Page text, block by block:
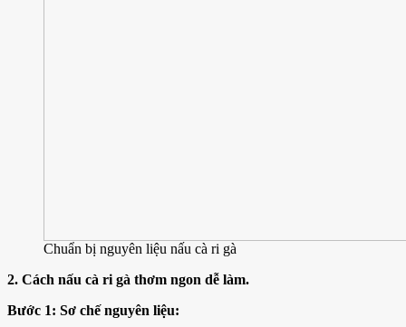
Chuẩn bị nguyên liệu nấu cà ri gà
2. Cách nấu cà ri gà thơm ngon dễ làm.
Bước 1: Sơ chế nguyên liệu: